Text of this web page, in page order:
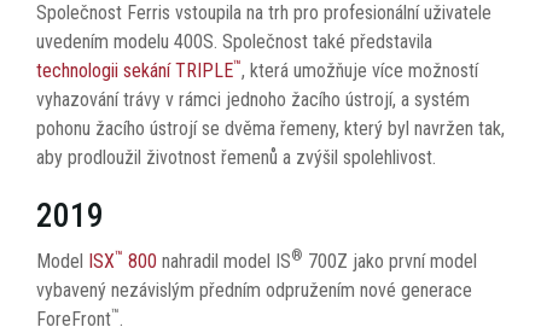
Společnost Ferris vstoupila na trh pro profesionální uživatele
uvedením modelu 400S. Společnost také představila
technologii sekání TRIPLE™, která umožňuje více možností
vyhazování trávy v rámci jednoho žacího ústrojí, a systém
pohonu žacího ústrojí se dvěma řemeny, který byl navržen tak,
aby prodloužil životnost řemenů a zvýšil spolehlivost.
2019
Model ISX™ 800 nahradil model IS® 700Z jako první model
vybavený nezávislým předním odpružením nové generace
ForeFront™.